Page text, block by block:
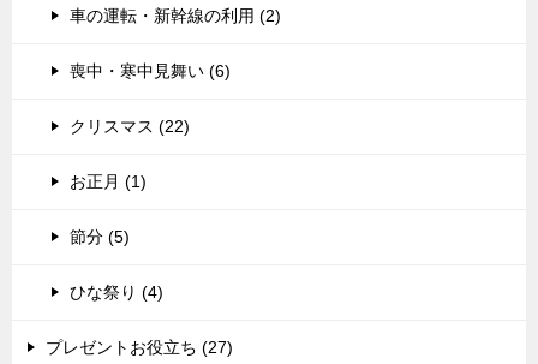
車の運転・新幹線の利用 (2)
喪中・寒中見舞い (6)
クリスマス (22)
お正月 (1)
節分 (5)
ひな祭り (4)
プレゼントお役立ち (27)